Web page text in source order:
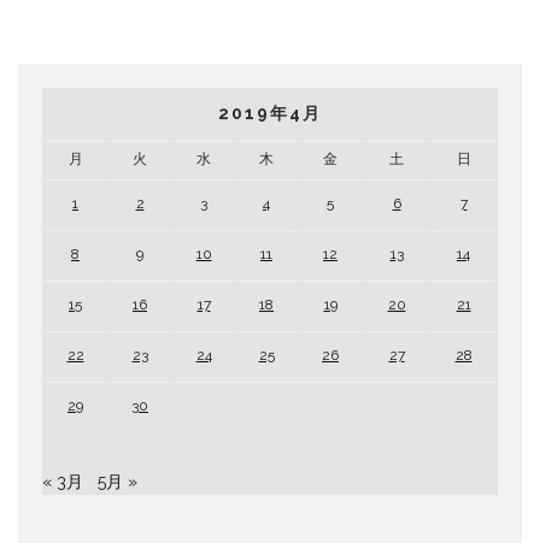
2019年4月
月 火 水 木 金 土 日
1 2 3 4 5 6 7
8 9 10 11 12 13 14
15 16 17 18 19 20 21
22 23 24 25 26 27 28
29 30
« 3月 5月 »